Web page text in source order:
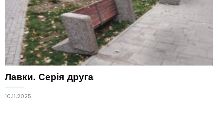
Лавки. Серія друга
10.11.2025